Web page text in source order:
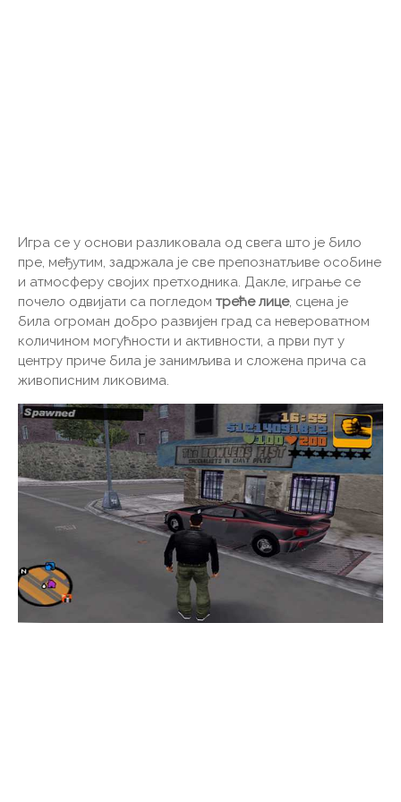
Игра се у основи разликовала од свега што је било
пре, међутим, задржала је све препознатљиве особине
и атмосферу својих претходника. Дакле, играње се
почело одвијати са погледом треће лице, сцена је
била огроман добро развијен град са невероватном
количином могућности и активности, а први пут у
центру приче била је занимљива и сложена прича са
живописним ликовима.